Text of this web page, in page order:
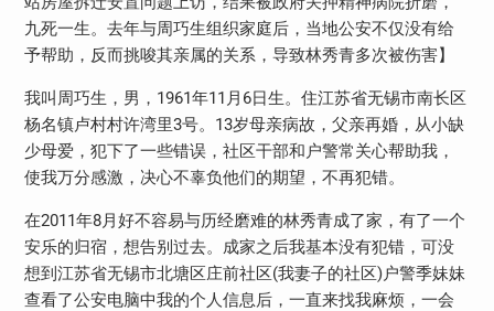
九死一生。去年与周巧生组织家庭后，当地公安不仅没有给
予帮助，反而挑唆其亲属的关系，导致林秀青多次被伤害】
我叫周巧生，男，1961年11月6日生。住江苏省无锡市南长区
杨名镇卢村村许湾里3号。13岁母亲病故，父亲再婚，从小缺
少母爱，犯下了一些错误，社区干部和户警常关心帮助我，
使我万分感激，决心不辜负他们的期望，不再犯错。
在2011年8月好不容易与历经磨难的林秀青成了家，有了一个
安乐的归宿，想告别过去。成家之后我基本没有犯错，可没
想到江苏省无锡市北塘区庄前社区(我妻子的社区)户警季妹妹
查看了公安电脑中我的个人信息后，一直来找我麻烦，一会